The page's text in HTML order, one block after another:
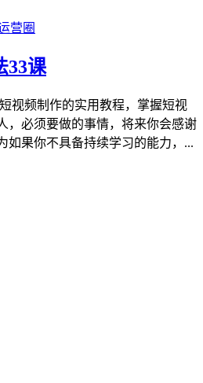
营圈
33课
视频制作的实用教程，掌握短视
，必须要做的事情，将来你会感谢
如果你不具备持续学习的能力，...